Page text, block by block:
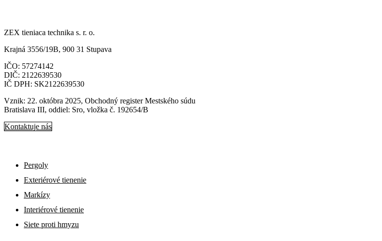
ZEX tieniaca technika s. r. o.
Krajná 3556/19B, 900 31 Stupava
IČO: 57274142
DIČ: 2122639530
IČ DPH: SK2122639530
Vznik: 22. októbra 2025, Obchodný register Mestského súdu
Bratislava III, oddiel: Sro, vložka č. 192654/B
Kontaktuje nás
Pergoly
Exteriérové tienenie
Markízy
Interiérové tienenie
Siete proti hmyzu